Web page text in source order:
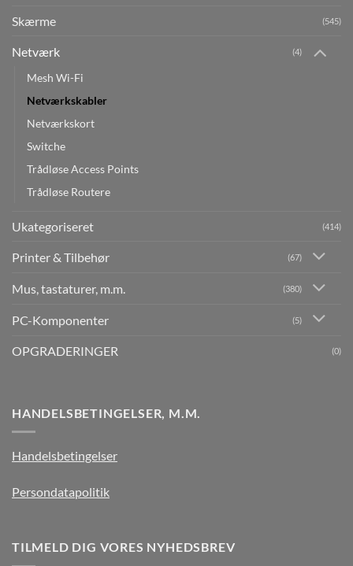
Skærme (545)
Netværk (4)
Mesh Wi-Fi
Netværkskabler
Netværkskort
Switche
Trådløse Access Points
Trådløse Routere
Ukategoriseret (414)
Printer & Tilbehør (67)
Mus, tastaturer, m.m. (380)
PC-Komponenter (5)
OPGRADERINGER (0)
HANDELSBETINGELSER, M.M.
Handelsbetingelser
Persondatapolitik
TILMELD DIG VORES NYHEDSBREV